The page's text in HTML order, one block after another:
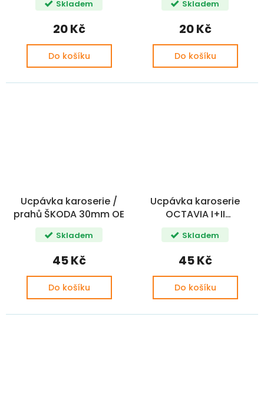
OE
Skladem
20 Kč
Do košíku
OE
Skladem
20 Kč
Do košíku
Ucpávka karoserie /
prahů ŠKODA 30mm OE
Skladem
45 Kč
Do košíku
Ucpávka karoserie
OCTAVIA I+II
FABIA/ROOMSTER/RAPID/
OE
Skladem
45 Kč
Do košíku